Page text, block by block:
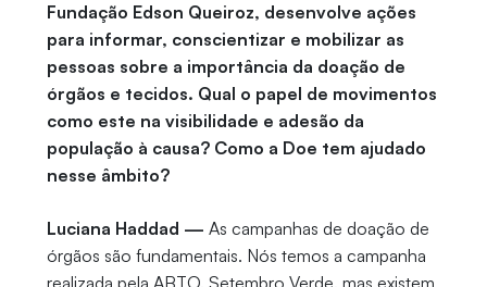
Fundação Edson Queiroz, desenvolve ações
para informar, conscientizar e mobilizar as
pessoas sobre a importância da doação de
órgãos e tecidos. Qual o papel de movimentos
como este na visibilidade e adesão da
população à causa? Como a Doe tem ajudado
nesse âmbito?
Luciana Haddad — As campanhas de doação de
órgãos são fundamentais. Nós temos a campanha